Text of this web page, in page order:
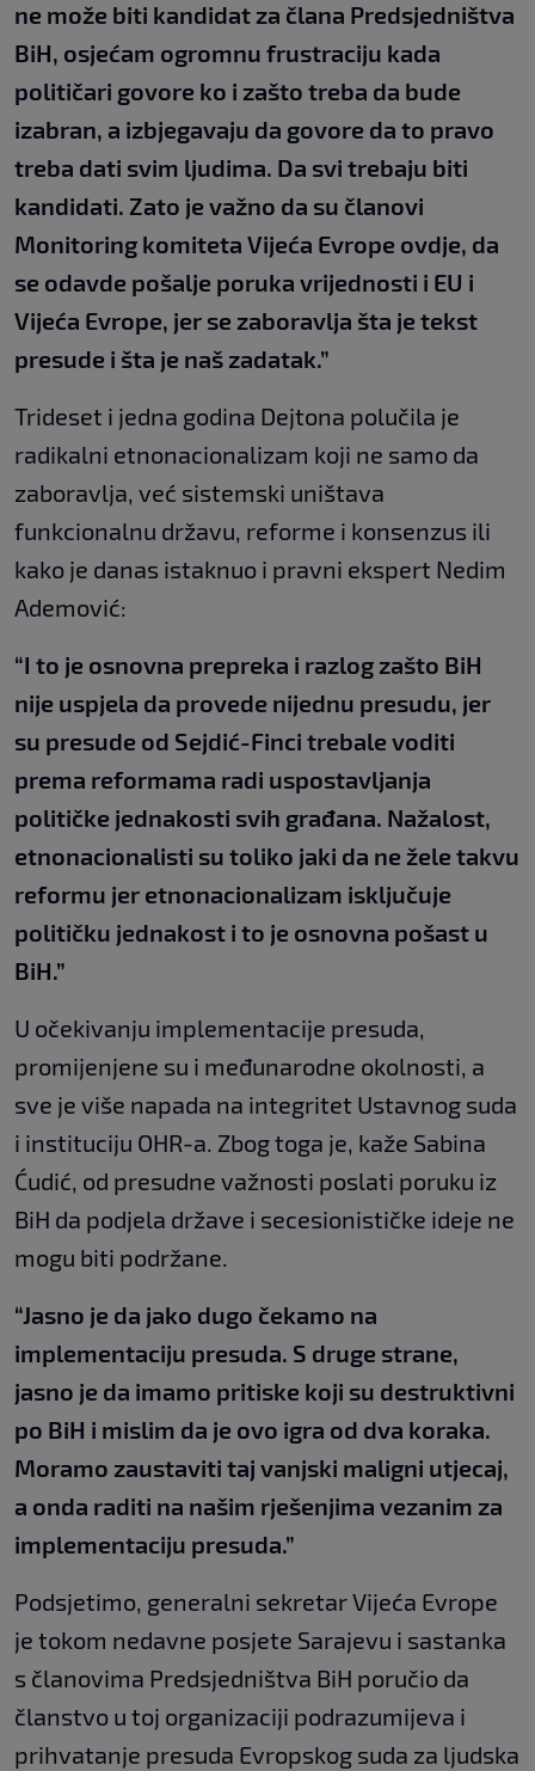
ne može biti kandidat za člana Predsjedništva
BiH, osjećam ogromnu frustraciju kada
političari govore ko i zašto treba da bude
izabran, a izbjegavaju da govore da to pravo
treba dati svim ljudima. Da svi trebaju biti
kandidati. Zato je važno da su članovi
Monitoring komiteta Vijeća Evrope ovdje, da
se odavde pošalje poruka vrijednosti i EU i
Vijeća Evrope, jer se zaboravlja šta je tekst
presude i šta je naš zadatak.”
Trideset i jedna godina Dejtona polučila je
radikalni etnonacionalizam koji ne samo da
zaboravlja, već sistemski uništava
funkcionalnu državu, reforme i konsenzus ili
kako je danas istaknuo i pravni ekspert Nedim
Ademović:
“I to je osnovna prepreka i razlog zašto BiH
nije uspjela da provede nijednu presudu, jer
su presude od Sejdić-Finci trebale voditi
prema reformama radi uspostavljanja
političke jednakosti svih građana. Nažalost,
etnonacionalisti su toliko jaki da ne žele takvu
reformu jer etnonacionalizam isključuje
političku jednakost i to je osnovna pošast u
BiH.”
U očekivanju implementacije presuda,
promijenjene su i međunarodne okolnosti, a
sve je više napada na integritet Ustavnog suda
i instituciju OHR-a. Zbog toga je, kaže Sabina
Ćudić, od presudne važnosti poslati poruku iz
BiH da podjela države i secesionističke ideje ne
mogu biti podržane.
“Jasno je da jako dugo čekamo na
implementaciju presuda. S druge strane,
jasno je da imamo pritiske koji su destruktivni
po BiH i mislim da je ovo igra od dva koraka.
Moramo zaustaviti taj vanjski maligni utjecaj,
a onda raditi na našim rješenjima vezanim za
implementaciju presuda.”
Podsjetimo, generalni sekretar Vijeća Evrope
je tokom nedavne posjete Sarajevu i sastanka
s članovima Predsjedništva BiH poručio da
članstvo u toj organizaciji podrazumijeva i
prihvatanje presuda Evropskog suda za ljudska